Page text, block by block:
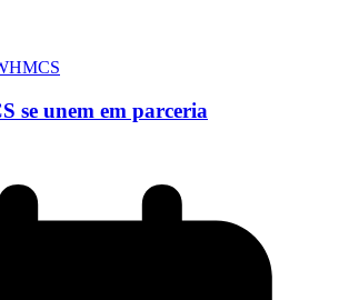
se unem em parceria